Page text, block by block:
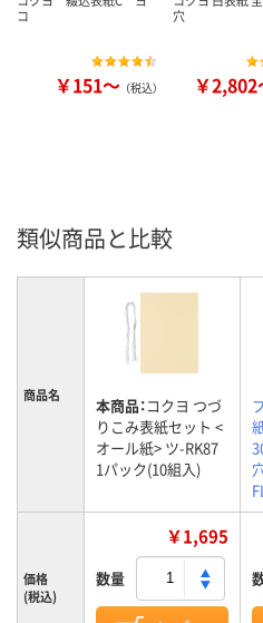
コ
￥151～ （税込）
穴
￥2,802
類似商品と比較
商品名 本商品：コクヨ つづ
りこみ表紙セット <
オール紙> ツ-RK87
1パック(10組入)
価格
(税込)
￥1,695
数量